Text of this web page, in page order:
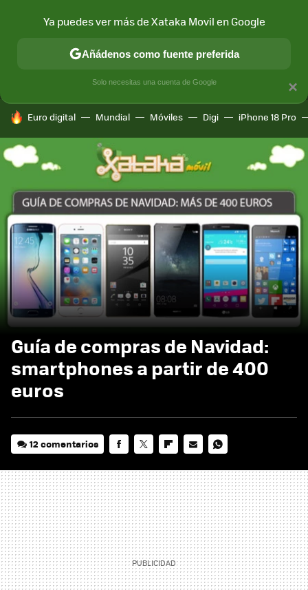
MÓVIL Y SOCIEDAD APLICACIONES
HOY SE HABLA DE
Euro digital Mundial Móviles Digi iPhone 18 Pro
Guía de compras de Navidad:
smartphones a partir de 400
euros
12 comentarios
MAIL
×
Ya puedes ver más de Xataka Movil en Google
Añádenos como fuente preferida
Solo necesitas una cuenta de Google